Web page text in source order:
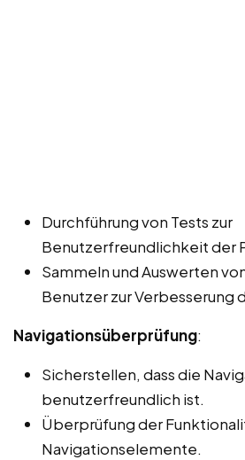
Durchführung von Tests zur
Benutzerfreundlichkeit der
Sammeln und Auswerten
Benutzer zur Verbesserung
Navigationsüberprüfung:
Sicherstellen, dass die
benutzerfreundlich ist.
Überprüfung der
Navigationselemente.